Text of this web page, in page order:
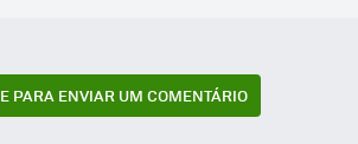
PARA ENVIAR UM COMENTÁRIO